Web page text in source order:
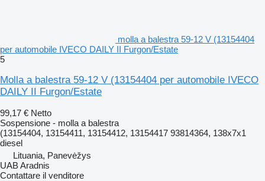
molla a balestra 59-12 V (13154404
per automobile IVECO DAILY II Furgon/Estate
5
Molla a balestra 59-12 V (13154404 per automobile IVECO
DAILY II Furgon/Estate
99,17 € Netto
Sospensione - molla a balestra
(13154404, 13154411, 13154412, 13154417 93814364, 138x7x1
diesel
Lituania, Panevėžys
UAB Aradnis
Contattare il venditore